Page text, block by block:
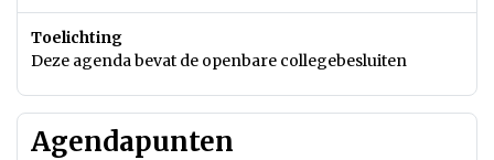
Toelichting
Deze agenda bevat de openbare collegebesluiten
Agendapunten